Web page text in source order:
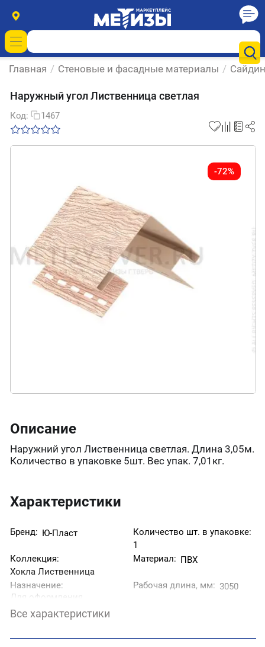
Главная / Стеновые и фасадные материалы /
Наружный угол Лиственница светлая
Код: 1467
-72%
Описание
Наружний угол Лиственница светлая. Длина 3,05м.
Количество в упаковке 5шт. Вес упак. 7,01кг.
Характеристики
Бренд: Ю-Пласт
Количество шт. в упаковке:
1
Коллекция:
Хокла Лиственница
Материал: ПВХ
Назначение:
Для оформления
стыков двух
перпендикулярно
к другу стен.
Рабочая длина, мм: 3050
Все характеристики